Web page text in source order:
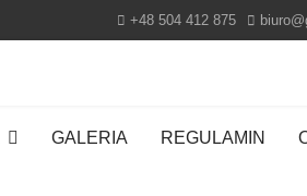
+48 504 412 875
GALERIA REGULAMIN